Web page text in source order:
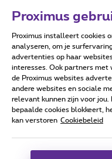
Alle rechten
Algemene voorwaarden,
Proximus
Proximus installeert cookies
analyseren, om je
advertenties op haar
interesses. Ook partners met
de Proximus websites
andere websites en sociale
relevant kunnen zijn voor jou.
bepaalde cookies blokkeert,
kan verstoren Cookiebeleid